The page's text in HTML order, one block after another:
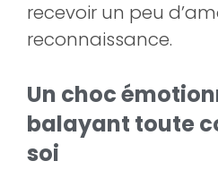
recevoir un peu
reconnaissance.
Un choc
balayant toute
soi